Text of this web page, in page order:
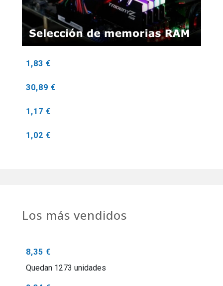
1,83 €
30,89 €
1,17 €
1,02 €
Los más vendidos
8,35 €
Quedan 1273 unidades